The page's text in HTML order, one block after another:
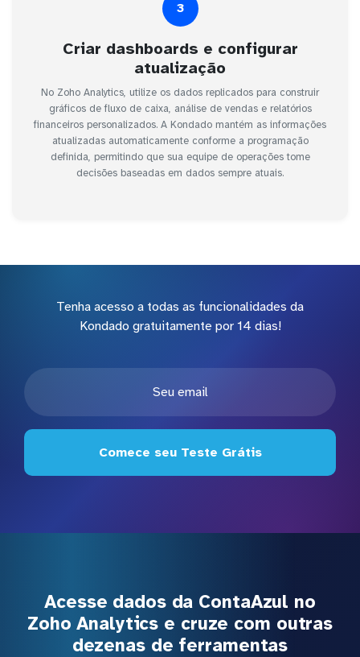
3
Criar dashboards e configurar
atualização
No Zoho Analytics, utilize os dados replicados para construir
gráficos de fluxo de caixa, análise de vendas e relatórios
financeiros personalizados. A Kondado mantém as informações
atualizadas automaticamente conforme a programação
definida, permitindo que sua equipe de operações tome
decisões baseadas em dados sempre atuais.
Tenha acesso a todas as funcionalidades da
Kondado gratuitamente por 14 dias!
Comece seu Teste Grátis
Acesse dados da ContaAzul no
Zoho Analytics e cruze com outras
dezenas de ferramentas